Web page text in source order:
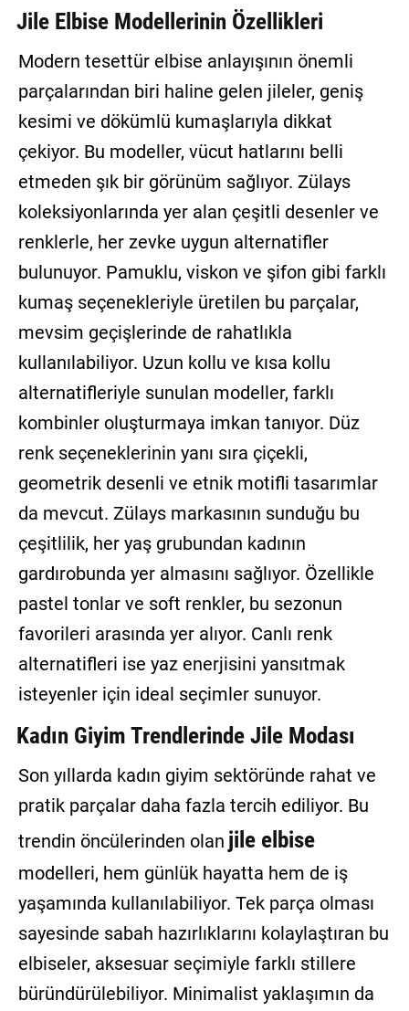
Jile Elbise Modellerinin Özellikleri
Modern tesettür elbise anlayışının önemli
parçalarından biri haline gelen jileler, geniş
kesimi ve dökümlü kumaşlarıyla dikkat
çekiyor. Bu modeller, vücut hatlarını belli
etmeden şık bir görünüm sağlıyor. Zülays
koleksiyonlarında yer alan çeşitli desenler ve
renklerle, her zevke uygun alternatifler
bulunuyor. Pamuklu, viskon ve şifon gibi farklı
kumaş seçenekleriyle üretilen bu parçalar,
mevsim geçişlerinde de rahatlıkla
kullanılabiliyor. Uzun kollu ve kısa kollu
alternatifleriyle sunulan modeller, farklı
kombinler oluşturmaya imkan tanıyor. Düz
renk seçeneklerinin yanı sıra çiçekli,
geometrik desenli ve etnik motifli tasarımlar
da mevcut. Zülays markasının sunduğu bu
çeşitlilik, her yaş grubundan kadının
gardırobunda yer almasını sağlıyor. Özellikle
pastel tonlar ve soft renkler, bu sezonun
favorileri arasında yer alıyor. Canlı renk
alternatifleri ise yaz enerjisini yansıtmak
isteyenler için ideal seçimler sunuyor.
Kadın Giyim Trendlerinde Jile Modası
Son yıllarda kadın giyim sektöründe rahat ve
pratik parçalar daha fazla tercih ediliyor. Bu
trendin öncülerinden olan jile elbise
modelleri, hem günlük hayatta hem de iş
yaşamında kullanılabiliyor. Tek parça olması
sayesinde sabah hazırlıklarını kolaylaştıran bu
elbiseler, aksesuar seçimiyle farklı stillere
büründürülebiliyor. Minimalist yaklaşımın da